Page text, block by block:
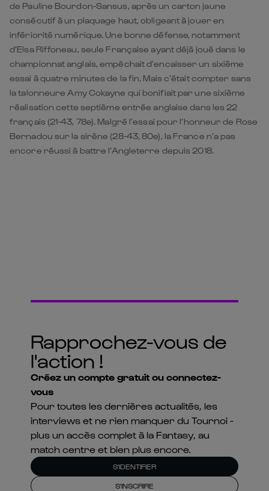
de Pauline Bourdon-Sansus, après un carton jaune
consécutif à un plaquage haut, obligeant à jouer en
infériorité numérique. Une bonne défense, notamment
d’Elsa Riffoneau, seule Française ayant déjà joué dans le
championnat anglais, empêchait d’encaisser un sixième
essai à quatre minutes de la fin. Mais c’était compter sans
la talonneure Amy Cokayne qui bonifiait par une sixième
réalisation cette septième entrée anglaise dans les 22
français (21-43, 78e). Malgré l’essai pour l’honneur de Rose
Bernadou sur la sirène (28-43, 80e), la France n’a pas
encore réussi à battre l’Angleterre depuis 2018.
Rapprochez-vous de
l'action !
Créez un compte gratuit ou connectez-
vous
Pour toutes les dernières actualités, les
interviews et ne rien manquer du Tournoi -
plus un accès complet à la Fantasy, au
match centre et bien plus encore.
S'IDENTIFIER
S'INSCRIRE